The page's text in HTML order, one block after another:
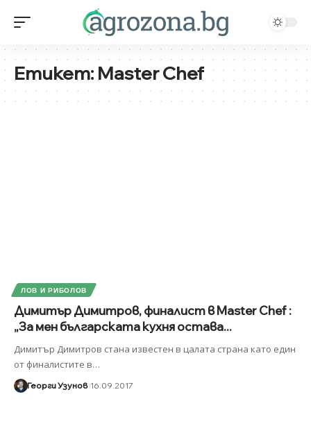
Етикет:Master Chef
ЛОВ И РИБОЛОВ
Димитър Димитров, финалист в Master Chef :
„За мен българската кухня остава...
Димитър Димитров стана известен в цалата страна като един
от финалистите в…
Георги Узунов 16.09.2017